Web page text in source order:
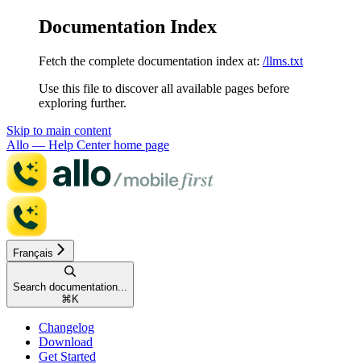
Documentation Index
Fetch the complete documentation index at: /llms.txt
Use this file to discover all available pages before
exploring further.
Skip to main content
Allo — Help Centerhome page
Français
Search documentation...
⌘ K
Changelog
Download
Get Started